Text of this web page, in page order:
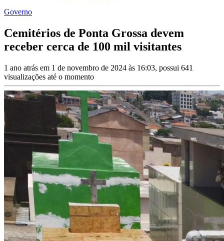
Governo
Cemitérios de Ponta Grossa devem
receber cerca de 100 mil visitantes
1 ano atrás em 1 de novembro de 2024 às 16:03, possui 641
visualizações até o momento